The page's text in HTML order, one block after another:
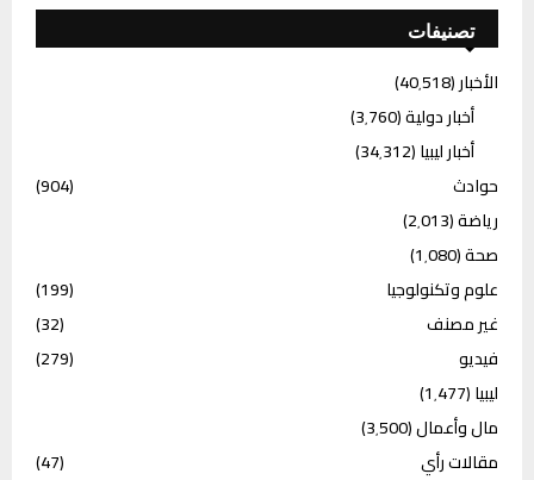
تصنيفات
الأخبار(40٬518)
أخبار دولية(3٬760)
أخبار ليبيا(34٬312)
حوادث
(904)
رياضة(2٬013)
صحة(1٬080)
علوم وتكنولوجيا
(199)
غير مصنف
(32)
فيديو
(279)
ليبيا(1٬477)
مال وأعمال(3٬500)
مقالات رأي
(47)